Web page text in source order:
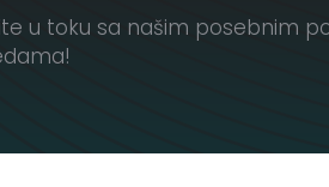
u toku sa našim posebnim